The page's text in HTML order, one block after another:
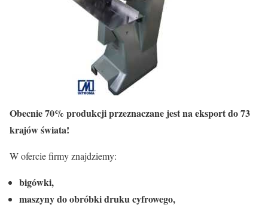
Obecnie 70% produkcji przeznaczane jest na eksport do 73
krajów świata!
W ofercie firmy znajdziemy:
bigówki,
maszyny do obróbki druku cyfrowego,